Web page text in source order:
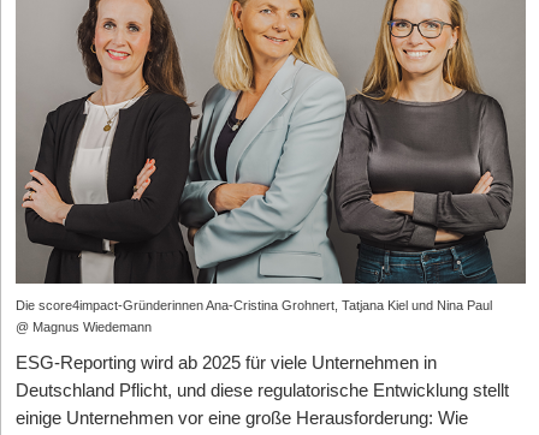
Die score4impact-Gründerinnen Ana-Cristina Grohnert, Tatjana Kiel und Nina Paul
@ Magnus Wiedemann
ESG-Reporting wird ab 2025 für viele Unternehmen in
Deutschland Pflicht, und diese regulatorische Entwicklung stellt
einige Unternehmen vor eine große Herausforderung: Wie